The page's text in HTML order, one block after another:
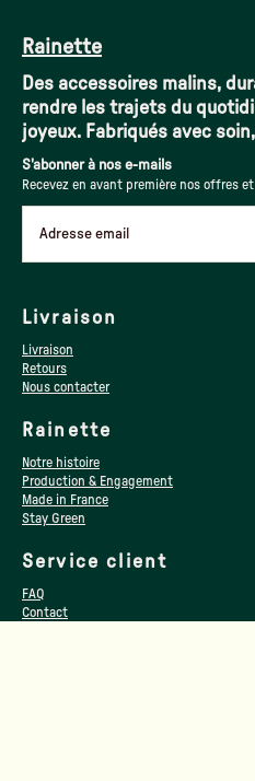
Rainette
Des accessoires malins,
rendre les trajets du
joyeux. Fabriqués avec
S'abonner à nos e-mails
Recevez en avant première nos offres
Adresse email
Livraison
Livraison
Retours
Nous contacter
Rainette
Notre histoire
Production & Engagement
Made in France
Stay Green
Service client
FAQ
Contact